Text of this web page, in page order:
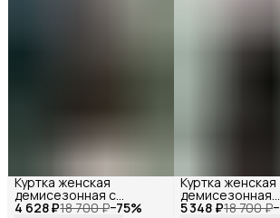
4 628 ₽18 700 ₽−75%
Куртка женская
демисезонная с
капюшоном короткая 5 348 ₽18 700 ₽−
Куртка женская
демисезонная
короткая хаки